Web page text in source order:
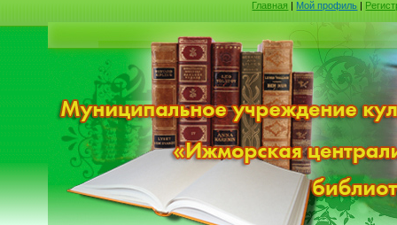
Главная | Мой профиль |